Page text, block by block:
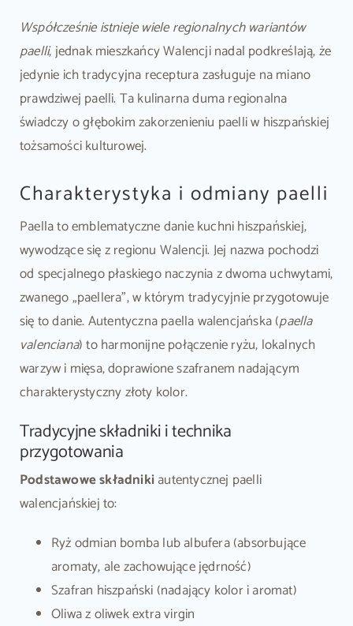
Współcześnie istnieje wiele regionalnych wariantów
paelli, jednak mieszkańcy Walencji nadal podkreślają, że
jedynie ich tradycyjna receptura zasługuje na miano
prawdziwej paelli. Ta kulinarna duma regionalna
świadczy o głębokim zakorzenieniu paelli w hiszpańskiej
tożsamości kulturowej.
Charakterystyka i odmiany paelli
Paella to emblematyczne danie kuchni hiszpańskiej,
wywodzące się z regionu Walencji. Jej nazwa pochodzi
od specjalnego płaskiego naczynia z dwoma uchwytami,
zwanego „paellera”, w którym tradycyjnie przygotowuje
się to danie. Autentyczna paella walencjańska (paella
valenciana) to harmonijne połączenie ryżu, lokalnych
warzyw i mięsa, doprawione szafranem nadającym
charakterystyczny złoty kolor.
Tradycyjne składniki i technika
przygotowania
Podstawowe składnikiautentycznej paelli
walencjańskiej to:
Ryż odmian bomba lub albufera (absorbujące
aromaty, ale zachowujące jędrność)
Szafran hiszpański (nadający kolor i aromat)
Oliwa z oliwek extra virgin